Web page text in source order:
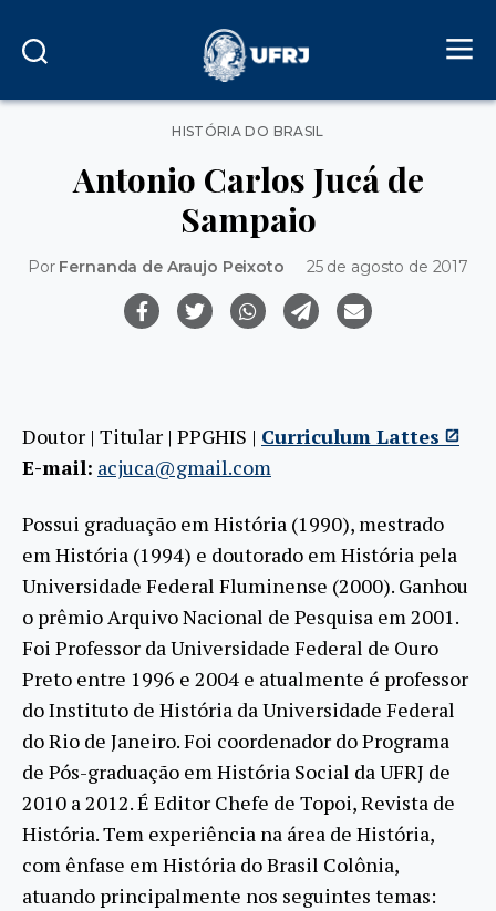
Categorias
HISTÓRIA DO BRASIL
Antonio Carlos Jucá de
Sampaio
Por Fernanda de Araujo Peixoto 25 de agosto de 2017
Doutor | Titular | PPGHIS | Curriculum Lattes
E-mail: acjuca@gmail.com
Possui graduação em História (1990), mestrado
em História (1994) e doutorado em História pela
Universidade Federal Fluminense (2000). Ganhou
o prêmio Arquivo Nacional de Pesquisa em 2001.
Foi Professor da Universidade Federal de Ouro
Preto entre 1996 e 2004 e atualmente é professor
do Instituto de História da Universidade Federal
do Rio de Janeiro. Foi coordenador do Programa
de Pós-graduação em História Social da UFRJ de
2010 a 2012. É Editor Chefe de Topoi, Revista de
História. Tem experiência na área de História,
com ênfase em História do Brasil Colônia,
atuando principalmente nos seguintes temas: